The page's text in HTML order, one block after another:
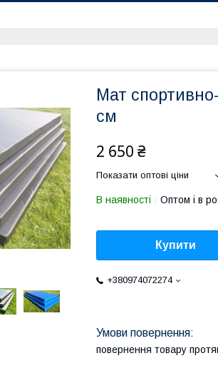
Мат
см
2 650 ₴
Показати оптові ціни
В наявності Оптом і в
Купити
+380974072274
повернення товару